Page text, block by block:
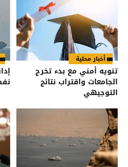
أخبار محلية
تنويه أمني مع بدء تخرج
الجامعات واقتراب نتائج
التوجيهي